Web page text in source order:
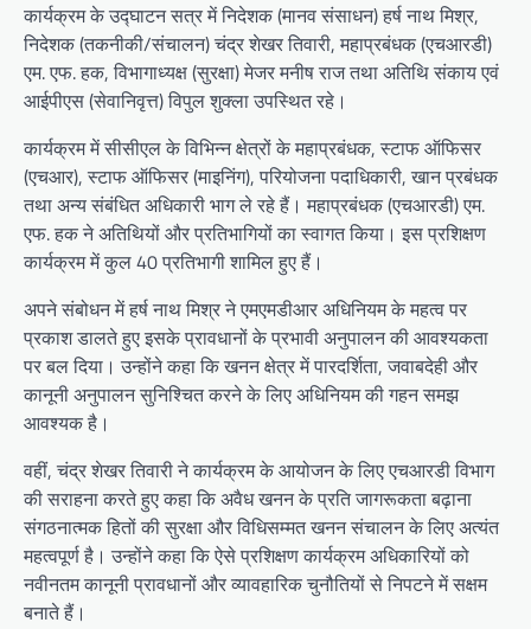
कार्यक्रम के उद्घाटन सत्र में निदेशक (मानव संसाधन) हर्ष नाथ मिश्र,
निदेशक (तकनीकी/संचालन) चंद्र शेखर तिवारी, महाप्रबंधक (एचआरडी)
एम. एफ. हक, विभागाध्यक्ष (सुरक्षा) मेजर मनीष राज तथा अतिथि संकाय एवं
आईपीएस (सेवानिवृत्त) विपुल शुक्ला उपस्थित रहे।
कार्यक्रम में सीसीएल के विभिन्न क्षेत्रों के महाप्रबंधक, स्टाफ ऑफिसर
(एचआर), स्टाफ ऑफिसर (माइनिंग), परियोजना पदाधिकारी, खान प्रबंधक
तथा अन्य संबंधित अधिकारी भाग ले रहे हैं। महाप्रबंधक (एचआरडी) एम.
एफ. हक ने अतिथियों और प्रतिभागियों का स्वागत किया। इस प्रशिक्षण
कार्यक्रम में कुल 40 प्रतिभागी शामिल हुए हैं।
अपने संबोधन में हर्ष नाथ मिश्र ने एमएमडीआर अधिनियम के महत्व पर
प्रकाश डालते हुए इसके प्रावधानों के प्रभावी अनुपालन की आवश्यकता
पर बल दिया। उन्होंने कहा कि खनन क्षेत्र में पारदर्शिता, जवाबदेही और
कानूनी अनुपालन सुनिश्चित करने के लिए अधिनियम की गहन समझ
आवश्यक है।
वहीं, चंद्र शेखर तिवारी ने कार्यक्रम के आयोजन के लिए एचआरडी विभाग
की सराहना करते हुए कहा कि अवैध खनन के प्रति जागरूकता बढ़ाना
संगठनात्मक हितों की सुरक्षा और विधिसम्मत खनन संचालन के लिए अत्यंत
महत्वपूर्ण है। उन्होंने कहा कि ऐसे प्रशिक्षण कार्यक्रम अधिकारियों को
नवीनतम कानूनी प्रावधानों और व्यावहारिक चुनौतियों से निपटने में सक्षम
बनाते हैं।